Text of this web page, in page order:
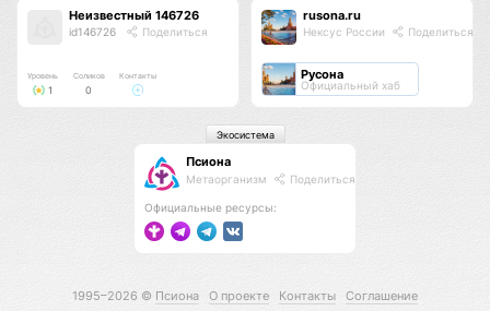
Неизвестный 146726
id146726 Поделиться
Уровень
1
Соликов
0
Контакты
rusona.ru
Нексус России Поделиться
Русона
Официальный хаб
Псиона
Метаорганизм Поделиться
Официальные ресурсы:
Экосистема
1995–2026 © Псиона О проекте Контакты Соглашение